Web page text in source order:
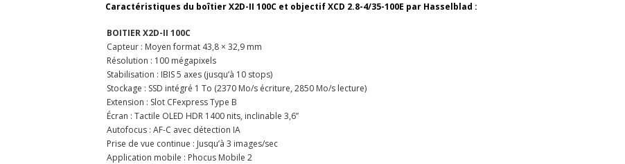
Caractéristiques du boîtier X2D-II 100C et objectif XCD 2.8-4/35-100E par Hasselblad :
BOITIER X2D-II 100C
Capteur : Moyen format 43,8 × 32,9 mm
Résolution : 100 mégapixels
Stabilisation : IBIS 5 axes (jusqu’à 10 stops)
Stockage : SSD intégré 1 To (2370 Mo/s écriture, 2850 Mo/s lecture)
Extension : Slot CFexpress Type B
Écran : Tactile OLED HDR 1400 nits, inclinable 3,6”
Autofocus : AF-C avec détection IA
Prise de vue continue : Jusqu’à 3 images/sec
Application mobile : Phocus Mobile 2